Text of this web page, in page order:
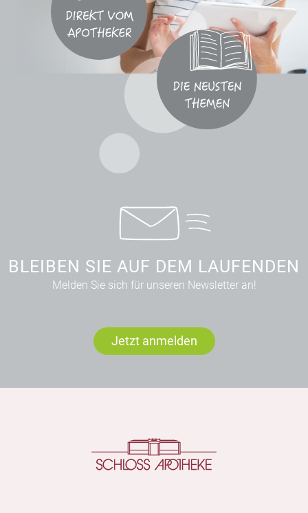
BLEIBEN SIE AUF DEM LAUFENDEN
Melden Sie sich für unseren Newsletter an!
Jetzt anmelden